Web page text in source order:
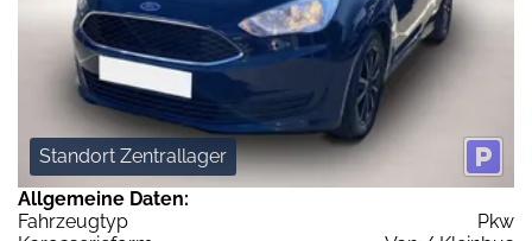
Standort Zentrallager
Allgemeine Daten:
Fahrzeugtyp
Pkw